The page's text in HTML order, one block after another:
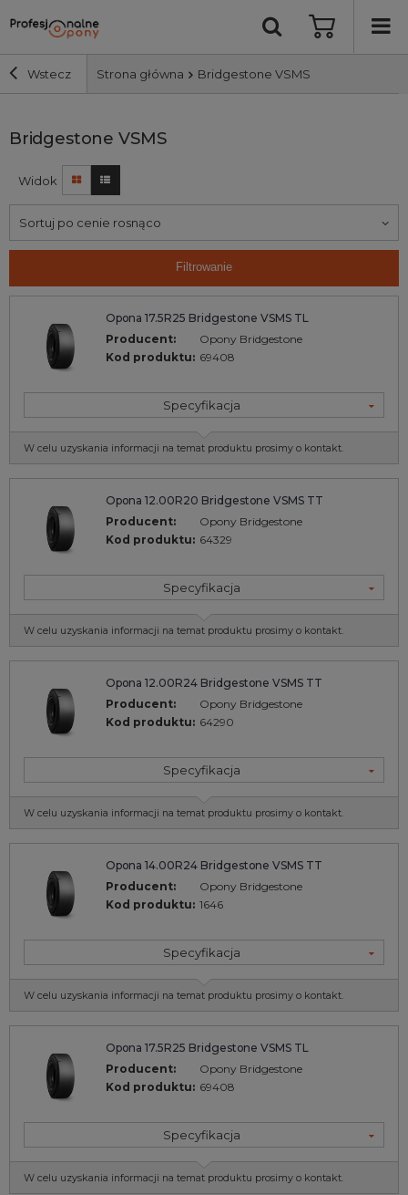
Wstecz Strona główna Bridgestone VSMS
Szerokość i profil
Średnica
Producent
Nośność
Bridgestone VSMS
Widok
Sortuj po cenie rosnąco
Filtrowanie
Opona 17.5R25 Bridgestone VSMS TL
Producent:
Opony Bridgestone
Kod produktu: 69408
Specyfikacja
W celu uzyskania informacji na temat produktu prosimy o kontakt.
Opona 12.00R20 Bridgestone VSMS TT
Producent:
Opony Bridgestone
Kod produktu: 64329
Specyfikacja
W celu uzyskania informacji na temat produktu prosimy o kontakt.
Opona 12.00R24 Bridgestone VSMS TT
Producent:
Opony Bridgestone
Kod produktu: 64290
Specyfikacja
W celu uzyskania informacji na temat produktu prosimy o kontakt.
Opona 14.00R24 Bridgestone VSMS TT
Producent:
Opony Bridgestone
Kod produktu: 1646
Specyfikacja
W celu uzyskania informacji na temat produktu prosimy o kontakt.
Opona 17.5R25 Bridgestone VSMS TL
Producent:
Opony Bridgestone
Kod produktu: 69408
Specyfikacja
W celu uzyskania informacji na temat produktu prosimy o kontakt.